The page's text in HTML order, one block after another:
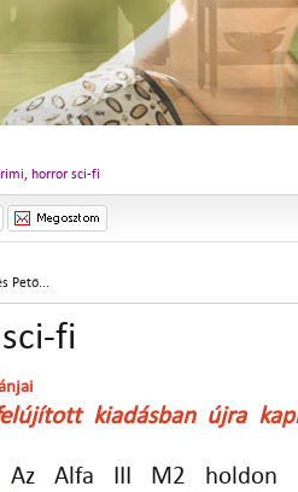
horror sci-fi
Pető...
fi
kiadásban újra
Az Alfa III M2 holdon